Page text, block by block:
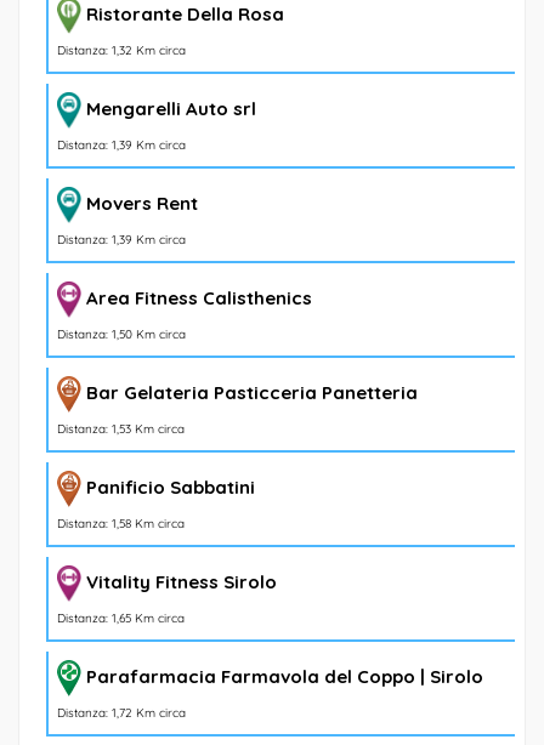
Ristorante Della Rosa
Distanza: 1,32 Km circa
Mengarelli Auto srl
Distanza: 1,39 Km circa
Movers Rent
Distanza: 1,39 Km circa
Area Fitness Calisthenics
Distanza: 1,50 Km circa
Bar Gelateria Pasticceria Panetteria
Distanza: 1,53 Km circa
Panificio Sabbatini
Distanza: 1,58 Km circa
Vitality Fitness Sirolo
Distanza: 1,65 Km circa
Parafarmacia Farmavola del Coppo | Sirolo
Distanza: 1,72 Km circa